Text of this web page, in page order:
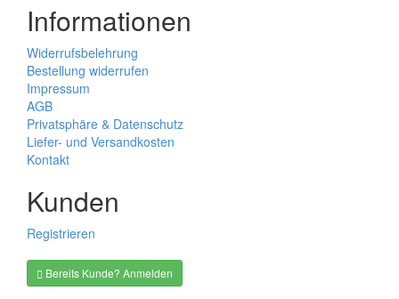
Informationen
Widerrufsbelehrung
Bestellung widerrufen
Impressum
AGB
Privatsphäre & Datenschutz
Liefer- und Versandkosten
Kontakt
Kunden
Registrieren
Bereits Kunde? Anmelden